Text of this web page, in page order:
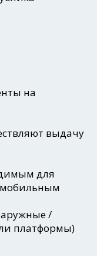
на
выдачу
для
/
платформы)